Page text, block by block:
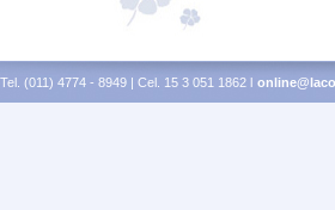
(011) 4774 - 8949 | Cel. 15 3 051 1862 l